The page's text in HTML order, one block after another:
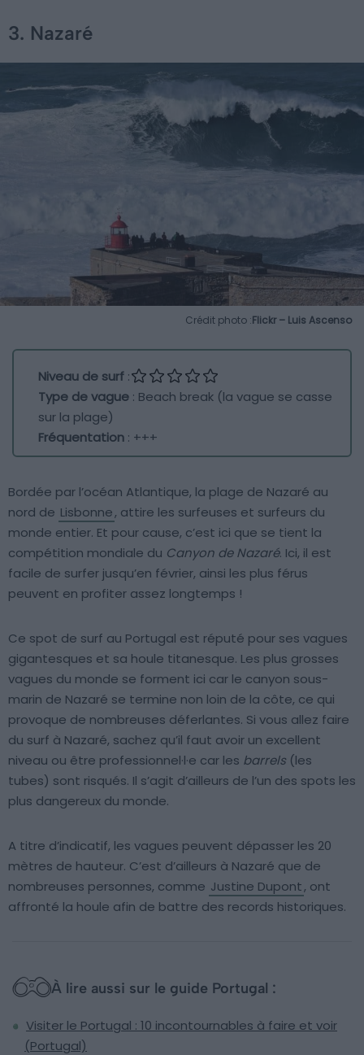
3. Nazaré
Crédit photo :Flickr – Luis Ascenso
Niveau de surf :
Type de vague : Beach break (la vague se casse
sur la plage)
Fréquentation : +++
Bordée par l’océan Atlantique, la plage de Nazaré au
nord de Lisbonne, attire les surfeuses et surfeurs du
monde entier. Et pour cause, c’est ici que se tient la
compétition mondiale du Canyon de Nazaré. Ici, il est
facile de surfer jusqu’en février, ainsi les plus férus
peuvent en profiter assez longtemps !
Ce spot de surf au Portugal est réputé pour ses vagues
gigantesques et sa houle titanesque. Les plus grosses
vagues du monde se forment ici car le canyon sous-
marin de Nazaré se termine non loin de la côte, ce qui
provoque de nombreuses déferlantes. Si vous allez faire
du surf à Nazaré, sachez qu’il faut avoir un excellent
niveau ou être professionnel·l·e car les barrels (les
tubes) sont risqués. Il s’agit d’ailleurs de l’un des spots les
plus dangereux du monde.
A titre d’indicatif, les vagues peuvent dépasser les 20
mètres de hauteur. C’est d’ailleurs à Nazaré que de
nombreuses personnes, comme Justine Dupont, ont
affronté la houle afin de battre des records historiques.
À lire aussi sur le guide Portugal :
Visiter le Portugal : 10 incontournables à faire et voir
(Portugal)